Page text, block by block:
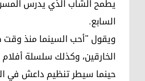
يطمح الشاب الذي يدرس
السابع.
ويقول "أحب السينما منذ
الخارقين، وكذلك سلسلة